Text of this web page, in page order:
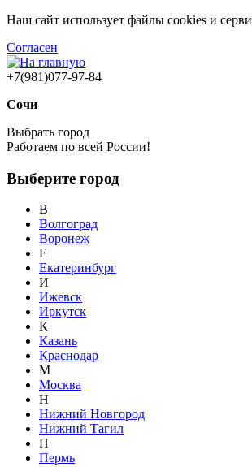
Наш сайт использует файлы cookies и
Согласен
+7(981)077-97-84
Сочи
Выбрать город
Работаем по всей России!
Выберите город
В
Волгоград
Воронеж
Е
Екатеринбург
И
Ижевск
Иркутск
К
Казань
Краснодар
М
Москва
Н
Нижний Новгород
Нижний Тагил
П
Пермь